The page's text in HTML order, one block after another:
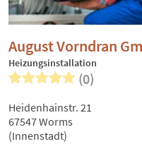
August Vorndran
Heizungsinstallation
(0)
Heidenhainstr. 21
67547 Worms
(Innenstadt)